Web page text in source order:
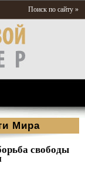
Поиск по сайту »
Мира
свободы